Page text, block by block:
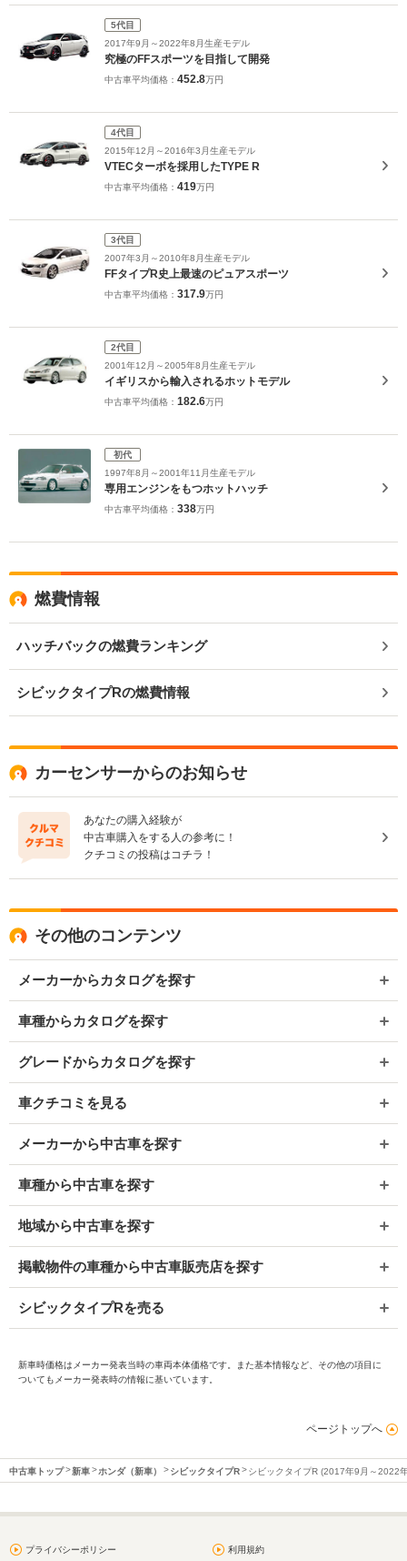
5代目
2017年9月～2022年8月生産モデル
究極のFFスポーツを目指して開発
中古車平均価格： 452.8万円
4代目
2015年12月～2016年3月生産モデル
VTECターボを採用したTYPE R
中古車平均価格： 419万円
3代目
2007年3月～2010年8月生産モデル
FFタイプR史上最速のピュアスポーツ
中古車平均価格： 317.9万円
2代目
2001年12月～2005年8月生産モデル
イギリスから輸入されるホットモデル
中古車平均価格： 182.6万円
初代
1997年8月～2001年11月生産モデル
専用エンジンをもつホットハッチ
中古車平均価格： 338万円
燃費情報
ハッチバックの燃費ランキング
シビックタイプRの燃費情報
カーセンサーからのお知らせ
あなたの購入経験が
中古車購入をする人の参考に！
クチコミの投稿はコチラ！
その他のコンテンツ
メーカーからカタログを探す
車種からカタログを探す
グレードからカタログを探す
車クチコミを見る
メーカーから中古車を探す
車種から中古車を探す
地域から中古車を探す
掲載物件の車種から中古車販売店を探す
シビックタイプRを売る
新車時価格はメーカー発表当時の車両本体価格です。また基本情報など、その他の項目に
ついてもメーカー発表時の情報に基いています。
ページトップへ
中古車トップ 新車 ホンダ（新車） シビックタイプR シビックタイプR (2017年9月～2022
プライバシーポリシー 利用規約